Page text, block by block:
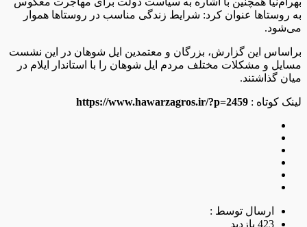
به روستاها عنوان کرد: شرایط زندگی مناسب در روستاها هموار
می‌شود.
براساس این گزارش، بزرگان و معتمدین ایل شوهان در این نشست
مسایل و مشکلات مختلف مردم ایل شوهان را با استاندار ایلام در
میان گذاشتند.
لینک کوتاه : https://www.hawarzagros.ir/?p=2459
ارسال توسط :
423 بازدید